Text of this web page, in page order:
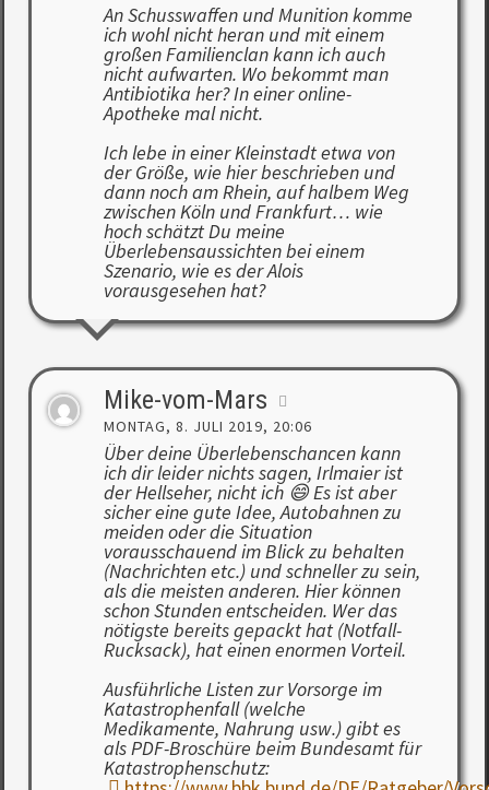
An Schusswaffen und Munition komme
ich wohl nicht heran und mit einem
großen Familienclan kann ich auch
nicht aufwarten. Wo bekommt man
Antibiotika her? In einer online-
Apotheke mal nicht.
Ich lebe in einer Kleinstadt etwa von
der Größe, wie hier beschrieben und
dann noch am Rhein, auf halbem Weg
zwischen Köln und Frankfurt… wie
hoch schätzt Du meine
Überlebensaussichten bei einem
Szenario, wie es der Alois
vorausgesehen hat?
Mike-vom-Mars
MONTAG, 8. JULI 2019, 20:06
Über deine Überlebenschancen kann
ich dir leider nichts sagen, Irlmaier ist
der Hellseher, nicht ich 😄 Es ist aber
sicher eine gute Idee, Autobahnen zu
meiden oder die Situation
vorausschauend im Blick zu behalten
(Nachrichten etc.) und schneller zu sein,
als die meisten anderen. Hier können
schon Stunden entscheiden. Wer das
nötigste bereits gepackt hat (Notfall-
Rucksack), hat einen enormen Vorteil.
Ausführliche Listen zur Vorsorge im
Katastrophenfall (welche
Medikamente, Nahrung usw.) gibt es
als PDF-Broschüre beim Bundesamt für
Katastrophenschutz: